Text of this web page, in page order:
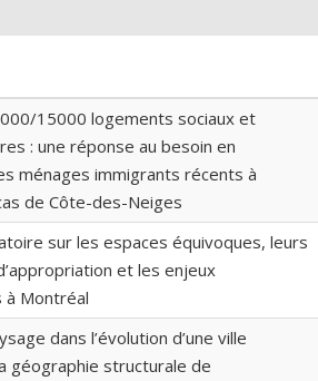
ordre décroissant
titre en ordre décroissant
15000 logements sociaux et
: une réponse au besoin en
ménages immigrants récents à
de Côte-des-Neiges
sur les espaces équivoques, leurs
et les enjeux
à Montréal
dans l’évolution d’une ville
géographie structurale de